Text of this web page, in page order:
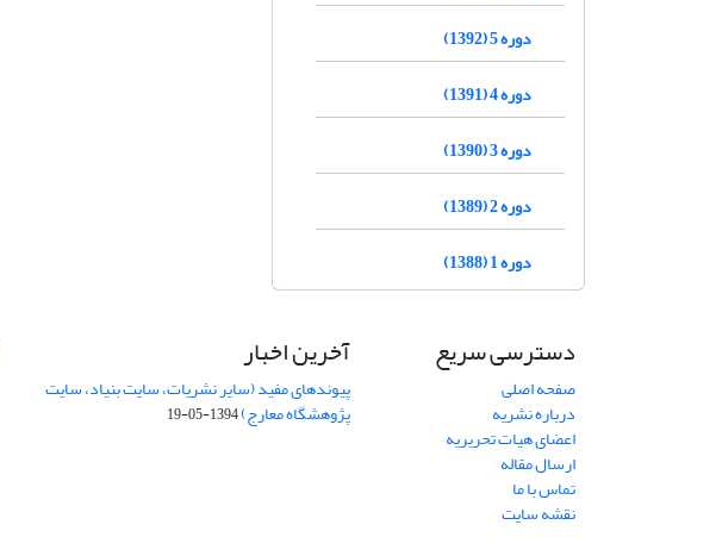
دوره 5 (1392)
دوره 4 (1391)
دوره 3 (1390)
دوره 2 (1389)
دوره 1 (1388)
دسترسی سریع
صفحه اصلی
درباره نشریه
اعضای هیات تحریریه
ارسال مقاله
تماس با ما
نقشه سایت
آخرین اخبار
پیوندهای مفید (سایر نشریات، سایت بنیاد، سایت
پژوهشگاه معارج)1394-05-19